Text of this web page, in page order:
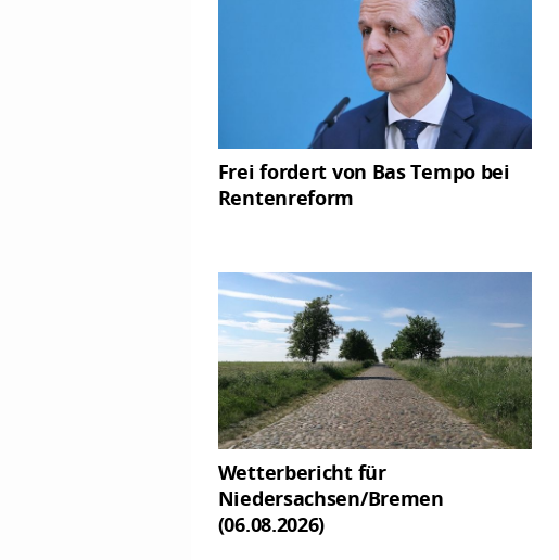
Frei fordert von Bas Tempo bei
Rentenreform
Wetterbericht für
Niedersachsen/Bremen
(06.08.2026)